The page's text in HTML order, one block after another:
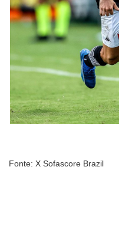
Fonte: X Sofascore Brazil